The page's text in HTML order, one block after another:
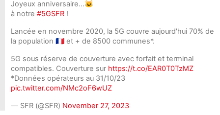
Joyeux anniversaire…🐱
à notre #5GSFR !
Lancée en novembre 2020, la 5G couvre aujourd'hui 70% de
la population 🇫🇷 et + de 8500 communes*.
5G sous réserve de couverture avec forfait et terminal
compatibles. Couverture sur https://t.co/EAR0T0TzMZ
*Données opérateurs au 31/10/23
pic.twitter.com/NMc2oF6wUZ
— SFR (@SFR) November 27, 2023